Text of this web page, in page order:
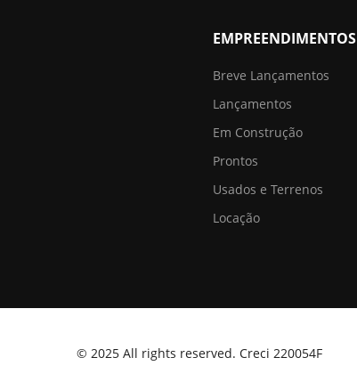
EMPREENDIMENTOS
Breve Lançamentos
Lançamentos
Em Construção
Prontos
Usados e Terrenos
Locação
© 2025 All rights reserved. Creci 220054F